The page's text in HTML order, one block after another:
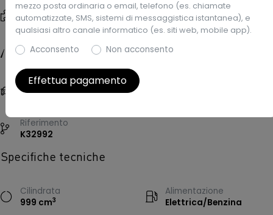
Tipo di veicolo
Usata
Data Imm.
1/2024
Chilometri
Garanzia
Carrozzeria
City Car, 5 porte, 5 posti
Riferimento
K32992
Specifiche tecniche
Cilindrata
999 cm3
Alimentazione
Elettrica/Benzina
mezzo posta ordinaria o email, telefono (es. chiamate
automatizzate, SMS, sistemi di messaggistica istantanea), e
qualsiasi altro canale informatico (es. siti web, mobile app).
Acconsento Non acconsento
Effettua pagamento